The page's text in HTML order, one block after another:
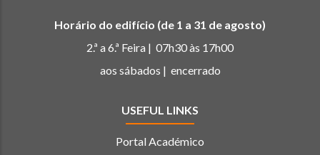
Horário do edifício (de 1 a 31 de agosto)
2.ª a 6.ª Feira | 07h30 às 17h00
aos sábados | encerrado
USEFUL LINKS
Portal Académico